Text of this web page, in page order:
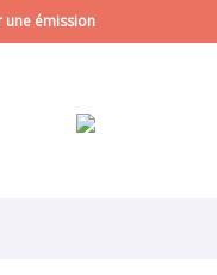
une émission